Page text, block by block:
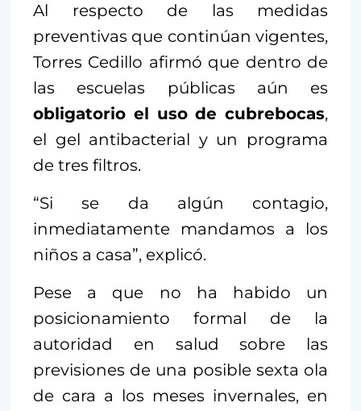
Al respecto de las medidas
preventivas que continúan vigentes,
Torres Cedillo afirmó que dentro de
las escuelas públicas aún es
obligatorio el uso de cubrebocas,
el gel antibacterial y un programa
de tres filtros.
“Si se da algún contagio,
inmediatamente mandamos a los
niños a casa”, explicó.
Pese a que no ha habido un
posicionamiento formal de la
autoridad en salud sobre las
previsiones de una posible sexta ola
de cara a los meses invernales, en